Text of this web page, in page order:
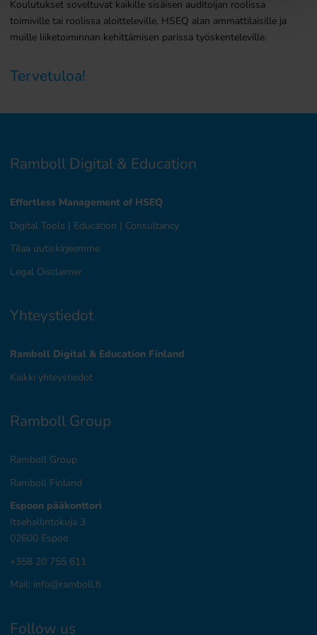
Koulutukset soveltuvat kaikille sisäisen auditoijan roolissa
toimiville tai roolissa aloitteleville, HSEQ alan ammattilaisille ja
muille liiketoiminnan kehittämisen parissa työskenteleville.
Tervetuloa!
Ramboll Digital & Education
Effortless Management of HSEQ
Digital Tools | Education | Consultancy
Tilaa uutiskirjeemme
Legal Disclaimer
Yhteystiedot
Ramboll Digital & Education Finland
Kaikki yhteystiedot
Ramboll Group
Ramboll Group
Ramboll Finland
Espoon pääkonttori
Itsehallintokuja 3
02600 Espoo
+358 20 755 611
Mail: info@ramboll.fi
Follow us